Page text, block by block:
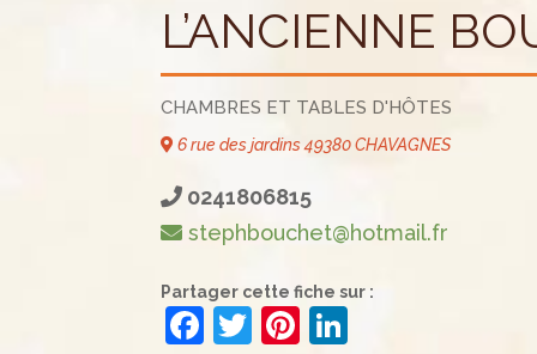
L’ANCIENNE
CHAMBRES ET TABLES D'HÔTES
6 rue des jardins 49380 CHAVAGNES
0241806815
stephbouchet@hotmail.fr
Partager cette fiche sur :
F
T
Pi